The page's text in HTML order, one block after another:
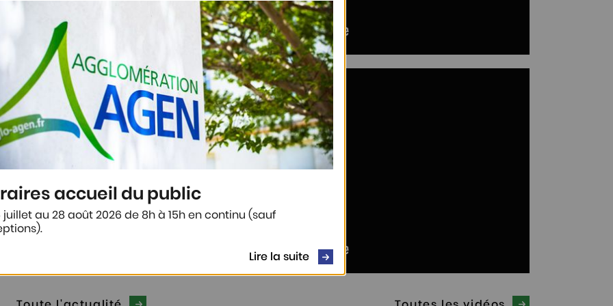
cuisine
2026 la nouvelle
agenaise a été
au Marché d'Intérêt
: Rentrée
2026 pour la 17ème
accueil du public
juillet au 28 août 2026 de 8h à 15h en continu (sauf
Lire la suite